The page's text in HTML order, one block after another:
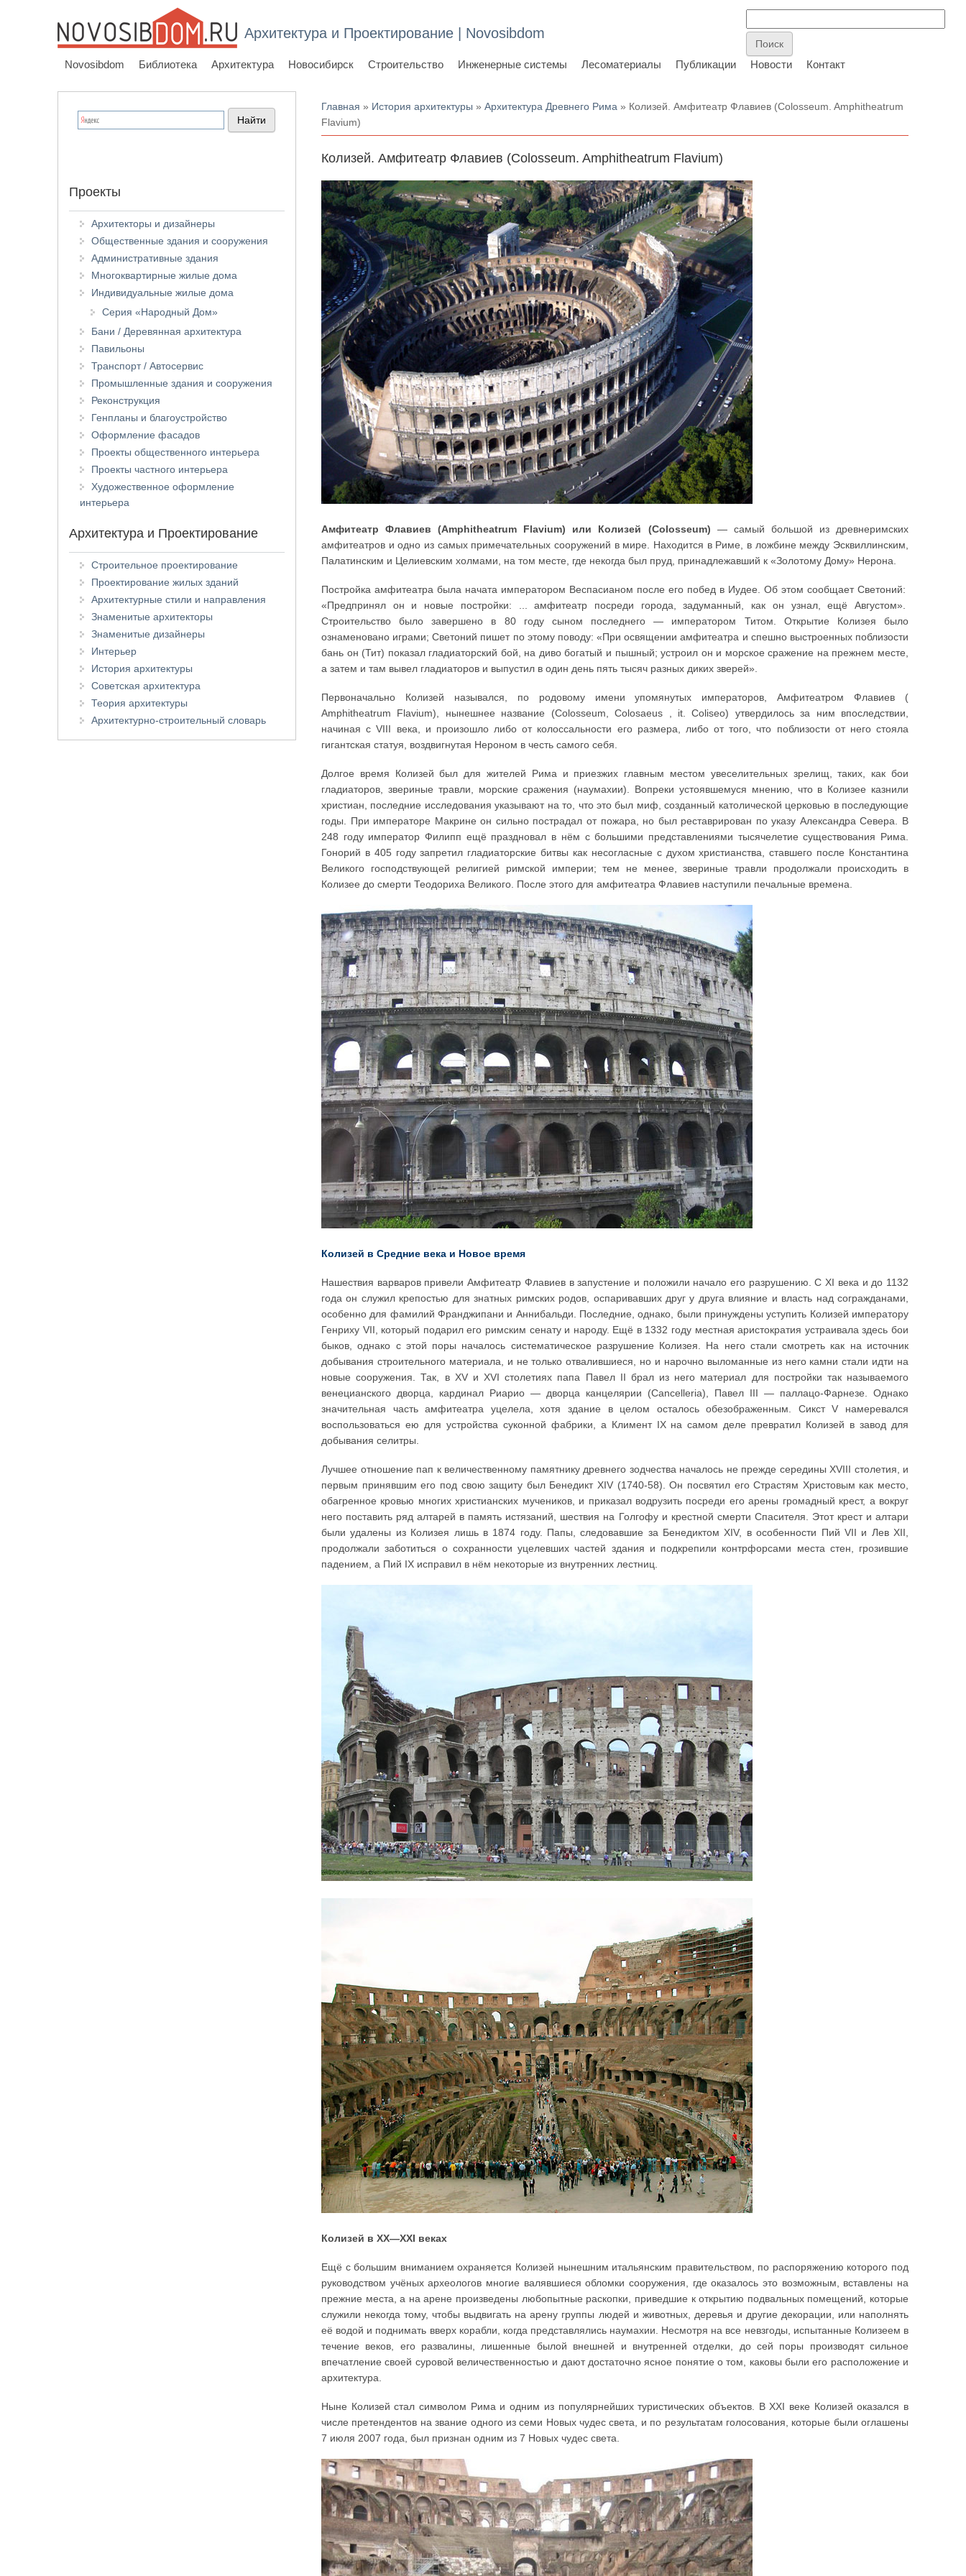
Архитектура и Проектирование | Novosibdom
Novosibdom Библиотека Архитектура Новосибирск Строительство Инженерные системы Лесоматериалы Публикации Новости Контакт
Вы здесь
Главная » История архитектуры »Архитектура Древнего Рима » Колизей. Амфитеатр Флавиев (Colosseum. Amphitheatrum
Flavium)
Колизей. Амфитеатр Флавиев (Colosseum. Amphitheatrum Flavium)
Амфитеатр Флавиев (Amphitheatrum Flavium) или Колизей (Colosseum) — самый большой из древнеримских
амфитеатров и одно из самых примечательных сооружений в мире. Находится в Риме, в ложбине между Эсквиллинским,
Палатинским и Целиевским холмами, на том месте, где некогда был пруд, принадлежавший к «Золотому Дому» Нерона.
Постройка амфитеатра была начата императором Веспасианом после его побед в Иудее. Об этом сообщает Светоний:
«Предпринял он и новые постройки: ... амфитеатр посреди города, задуманный, как он узнал, ещё Августом».
Строительство было завершено в 80 году сыном последнего — императором Титом. Открытие Колизея было
ознаменовано играми; Светоний пишет по этому поводу: «При освящении амфитеатра и спешно выстроенных поблизости
бань он (Тит) показал гладиаторский бой, на диво богатый и пышный; устроил он и морское сражение на прежнем месте,
а затем и там вывел гладиаторов и выпустил в один день пять тысяч разных диких зверей».
Первоначально Колизей назывался, по родовому имени упомянутых императоров, Амфитеатром Флавиев (
Amphitheatrum Flavium), нынешнее название (Colosseum, Colosaeus , it. Coliseo) утвердилось за ним впоследствии,
начиная с VIII века, и произошло либо от колоссальности его размера, либо от того, что поблизости от него стояла
гигантская статуя, воздвигнутая Нероном в честь самого себя.
Долгое время Колизей был для жителей Рима и приезжих главным местом увеселительных зрелищ, таких, как бои
гладиаторов, звериные травли, морские сражения (наумахии). Вопреки устоявшемуся мнению, что в Колизее казнили
христиан, последние исследования указывают на то, что это был миф, созданный католической церковью в последующие
годы. При императоре Макрине он сильно пострадал от пожара, но был реставрирован по указу Александра Севера. В
248 году император Филипп ещё праздновал в нём с большими представлениями тысячелетие существования Рима.
Гонорий в 405 году запретил гладиаторские битвы как несогласные с духом христианства, ставшего после Константина
Великого господствующей религией римской империи; тем не менее, звериные травли продолжали происходить в
Колизее до смерти Теодориха Великого. После этого для амфитеатра Флавиев наступили печальные времена.
Колизей в Средние века и Новое время
Нашествия варваров привели Амфитеатр Флавиев в запустение и положили начало его разрушению. С XI века и до 1132
года он служил крепостью для знатных римских родов, оспаривавших друг у друга влияние и власть над согражданами,
особенно для фамилий Франджипани и Аннибальди. Последние, однако, были принуждены уступить Колизей императору
Генриху VII, который подарил его римским сенату и народу. Ещё в 1332 году местная аристократия устраивала здесь бои
быков, однако с этой поры началось систематическое разрушение Колизея. На него стали смотреть как на источник
добывания строительного материала, и не только отвалившиеся, но и нарочно выломанные из него камни стали идти на
новые сооружения. Так, в XV и XVI столетиях папа Павел II брал из него материал для постройки так называемого
венецианского дворца, кардинал Риарио — дворца канцелярии (Cancelleria), Павел III — паллацо-Фарнезе. Однако
значительная часть амфитеатра уцелела, хотя здание в целом осталось обезображенным. Сикст V намеревался
воспользоваться ею для устройства суконной фабрики, а Климент IX на самом деле превратил Колизей в завод для
добывания селитры.
Лучшее отношение пап к величественному памятнику древнего зодчества началось не прежде середины XVIII столетия, и
первым принявшим его под свою защиту был Бенедикт XIV (1740-58). Он посвятил его Страстям Христовым как место,
обагренное кровью многих христианских мучеников, и приказал водрузить посреди его арены громадный крест, а вокруг
него поставить ряд алтарей в память истязаний, шествия на Голгофу и крестной смерти Спасителя. Этот крест и алтари
были удалены из Колизея лишь в 1874 году. Папы, следовавшие за Бенедиктом XIV, в особенности Пий VII и Лев XII,
продолжали заботиться о сохранности уцелевших частей здания и подкрепили контрфорсами места стен, грозившие
падением, а Пий IX исправил в нём некоторые из внутренних лестниц.
Колизей в XX—XXI веках
Ещё с большим вниманием охраняется Колизей нынешним итальянским правительством, по распоряжению которого под
руководством учёных археологов многие валявшиеся обломки сооружения, где оказалось это возможным, вставлены на
прежние места, а на арене произведены любопытные раскопки, приведшие к открытию подвальных помещений, которые
служили некогда тому, чтобы выдвигать на арену группы людей и животных, деревья и другие декорации, или наполнять
её водой и поднимать вверх корабли, когда представлялись наумахии. Несмотря на все невзгоды, испытанные Колизеем в
течение веков, его развалины, лишенные былой внешней и внутренней отделки, до сей поры производят сильное
впечатление своей суровой величественностью и дают достаточно ясное понятие о том, каковы были его расположение и
архитектура.
Ныне Колизей стал символом Рима и одним из популярнейших туристических объектов. В XXI веке Колизей оказался в
числе претендентов на звание одного из семи Новых чудес света, и по результатам голосования, которые были оглашены
7 июля 2007 года, был признан одним из 7 Новых чудес света.
Проекты
Архитекторы и дизайнеры
Общественные здания и сооружения
Административные здания
Многоквартирные жилые дома
Индивидуальные жилые дома
Серия «Народный Дом»
Бани / Деревянная архитектура
Павильоны
Транспорт / Автосервис
Промышленные здания и сооружения
Реконструкция
Генпланы и благоустройство
Оформление фасадов
Проекты общественного интерьера
Проекты частного интерьера
Художественное оформление
интерьера
Архитектура и Проектирование
Строительное проектирование
Проектирование жилых зданий
Архитектурные стили и направления
Знаменитые архитекторы
Знаменитые дизайнеры
Интерьер
История архитектуры
Советская архитектура
Теория архитектуры
Архитектурно-строительный словарь